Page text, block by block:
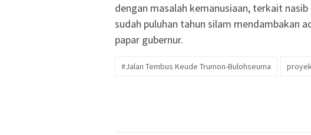
dengan masalah kemanusiaan, terkait
sudah puluhan tahun silam mendambakan
papar gubernur.
#Jalan Tembus Keude Trumon-Bulohseuma